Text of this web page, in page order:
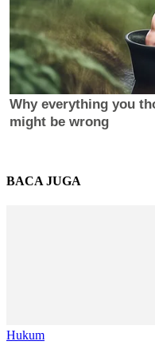
BACA JUGA
Hukum